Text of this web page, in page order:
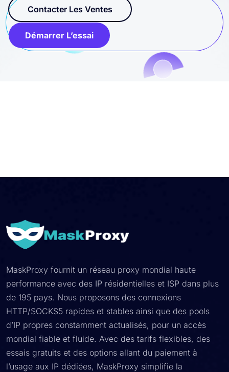
Contacter Les Ventes
Démarrer L’essai
MaskProxy fournit un réseau proxy mondial haute
performance avec des IP résidentielles et ISP dans plus
de 195 pays. Nous proposons des connexions
HTTP/SOCKS5 rapides et stables ainsi que des pools
d’IP propres constamment actualisés, pour un accès
mondial fiable et fluide. Avec des tarifs flexibles, des
essais gratuits et des options allant du paiement à
l’usage aux IP dédiées, MaskProxy simplifie la